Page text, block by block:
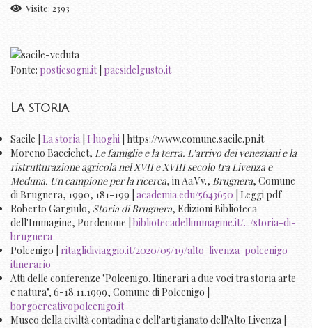
Visite: 2393
Fonte: postiesogni.it| paesidelgusto.it
La storia
Sacile | La storia I luoghi | https://www.comune.sacile.pn.it
Moreno Baccichet, Le famiglie e la terra. L'arrivo dei veneziani e la
ristrutturazione agricola nel XVII e XVIII secolo tra Livenza e
Meduna. Un campione per la ricerca, in Aa.Vv., Brugnera, Comune
di Brugnera, 1990, 181-199 | academia.edu/5643650 | Leggi pdf
Roberto Gargiulo, Storia di Brugnera, Edizioni Biblioteca
dell'Immagine, Pordenone |bibliotecadellimmagine.it/.../storia-di-
brugnera
Polcenigo | ritaglidiviaggio.it/2020/05/19/alto-livenza-polcenigo-
itinerario
Atti delle conferenze "Polcenigo. Itinerari a due voci tra storia arte
e natura", 6-18.11.1999, Comune di Polcenigo |
borgocreativopolcenigo.it
Museo della civiltà contadina e dell'artigianato dell'Alto Livenza |